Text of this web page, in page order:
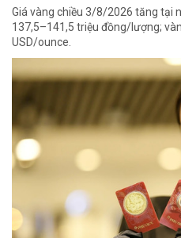
Giá vàng chiều 3/8/2026 tăng tại
137,5–141,5 triệu đồng/lượng;
USD/ounce.